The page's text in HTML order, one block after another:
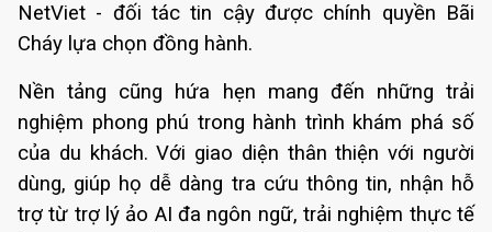
NetViet - đối tác tin cậy được chính quyền Bãi
Cháy lựa chọn đồng hành.
Nền tảng cũng hứa hẹn mang đến những trải
nghiệm phong phú trong hành trình khám phá số
của du khách. Với giao diện thân thiện với người
dùng, giúp họ dễ dàng tra cứu thông tin, nhận hỗ
trợ từ trợ lý ảo AI đa ngôn ngữ, trải nghiệm thực tế